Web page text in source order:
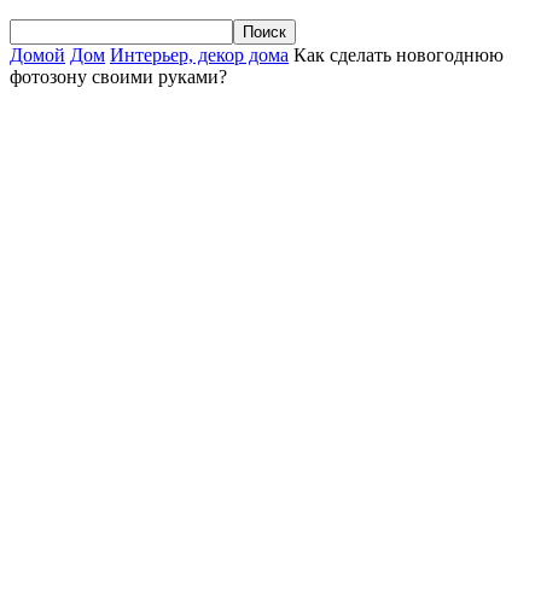
Домой Дом Интерьер, декор дома Как сделать новогоднюю
фотозону своими руками?